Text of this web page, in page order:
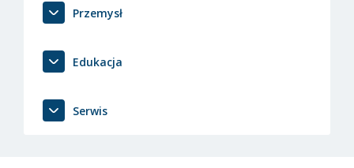
Przemysł
Edukacja
Serwis